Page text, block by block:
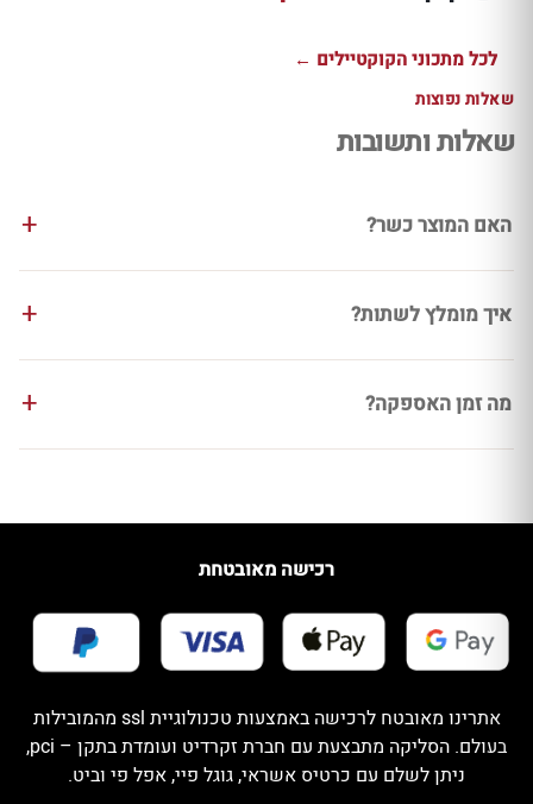
לכל מתכוני הקוקטיילים ←
שאלות נפוצות
שאלות ותשובות
האם המוצר כשר?
איך מומלץ לשתות?
מה זמן האספקה?
רכישה מאובטחת
אתרינו מאובטח לרכישה באמצעות טכנולוגיית ssl מהמובילות
בעולם. הסליקה מתבצעת עם חברת זקרדיט ועומדת בתקן – pci,
ניתן לשלם עם כרטיס אשראי, גוגל פיי, אפל פי וביט.